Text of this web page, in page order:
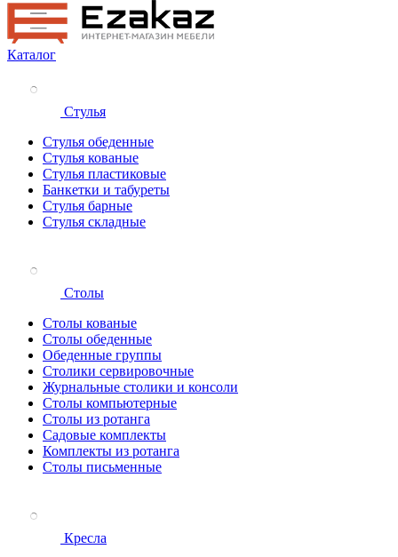
Каталог
Стулья
Стулья обеденные
Стулья кованые
Стулья пластиковые
Банкетки и табуреты
Стулья барные
Стулья складные
Столы
Столы кованые
Столы обеденные
Обеденные группы
Столики сервировочные
Журнальные столики и консоли
Столы компьютерные
Столы из ротанга
Садовые комплекты
Комплекты из ротанга
Столы письменные
Кресла